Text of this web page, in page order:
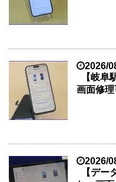
2026/
【岐阜
画面修
2026/
【デー